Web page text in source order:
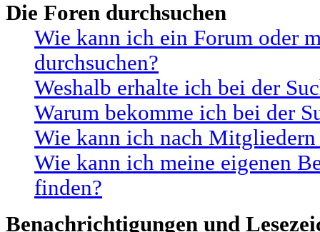
Die Foren durchsuchen
Wie kann ich ein Forum oder
durchsuchen?
Weshalb erhalte ich bei der
Warum bekomme ich bei der
Wie kann ich nach Mitgliedern
Wie kann ich meine eigenen
finden?
Benachrichtigungen und